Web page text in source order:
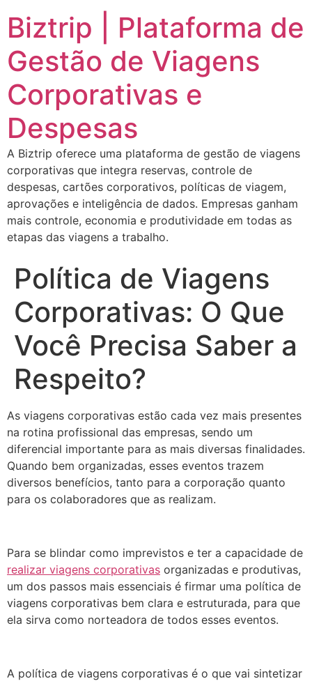
Biztrip | Plataforma de
Gestão de Viagens
Corporativas e
Despesas
A Biztrip oferece uma plataforma de gestão de viagens
corporativas que integra reservas, controle de
despesas, cartões corporativos, políticas de viagem,
aprovações e inteligência de dados. Empresas ganham
mais controle, economia e produtividade em todas as
etapas das viagens a trabalho.
Política de Viagens
Corporativas: O Que
Você Precisa Saber a
Respeito?
As viagens corporativas estão cada vez mais presentes
na rotina profissional das empresas, sendo um
diferencial importante para as mais diversas finalidades.
Quando bem organizadas, esses eventos trazem
diversos benefícios, tanto para a corporação quanto
para os colaboradores que as realizam.
Para se blindar como imprevistos e ter a capacidade de
realizar viagens corporativas organizadas e produtivas,
um dos passos mais essenciais é firmar uma política de
viagens corporativas bem clara e estruturada, para que
ela sirva como norteadora de todos esses eventos.
A política de viagens corporativas é o que vai sintetizar